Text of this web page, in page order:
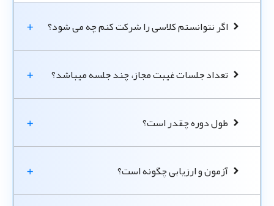
اگر نتوانستم کلاسی را شرکت کنم چه می شود؟
تعداد جلسات غیبت مجاز، چند جلسه میباشد؟
طول دوره چقدر است؟
آزمون و ارزیابی چگونه است؟